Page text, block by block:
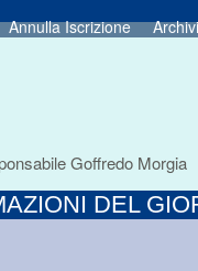
Annulla Iscrizione
Goffredo Morgia
DEL